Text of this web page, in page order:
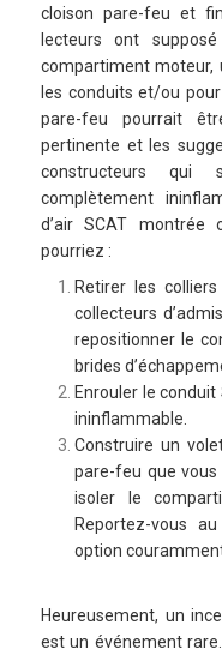
cloison pare-feu et
lecteurs ont
compartiment moteur,
les conduits et/ou
pare-feu pourrait
pertinente et les
constructeurs qui
complètement
d’air SCAT montrée
pourriez :
Retirer les
collecteurs
repositionner le
brides
Enrouler le
ininflammable.
Construire un
pare-feu que
isoler le
Reportez-vous
option
Heureusement, un
est un événement